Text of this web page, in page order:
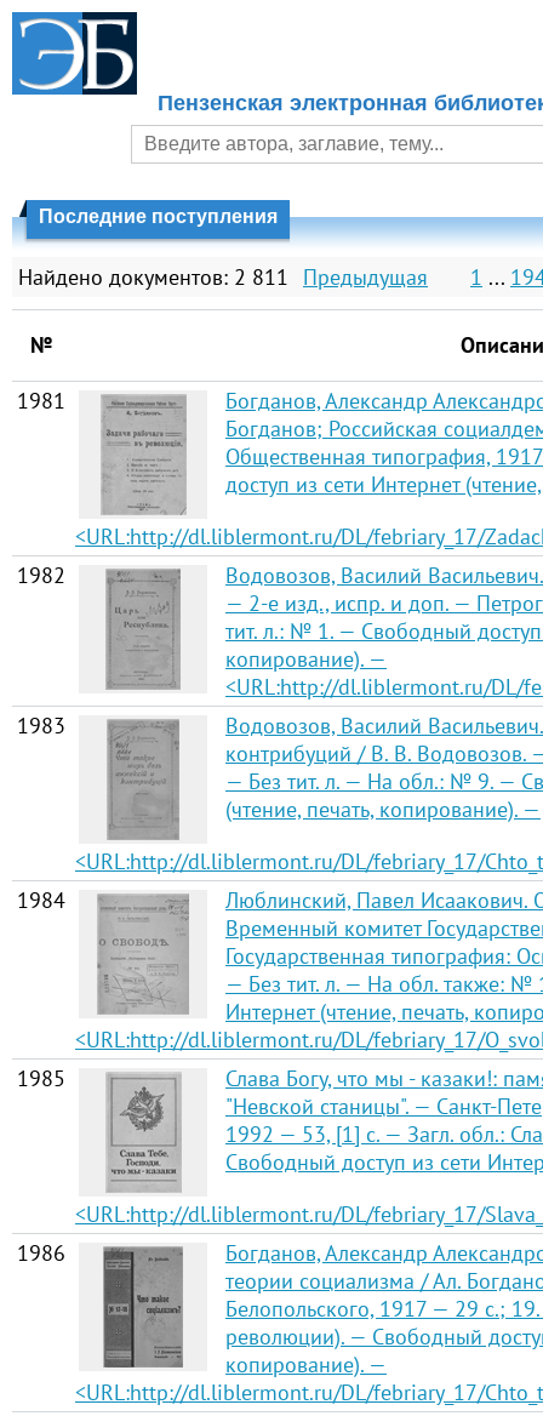
Пензенская электронная
Последние поступления
Найдено документов: 2 811 Предыдущая 1 ...
№
1981
Богданов, Александр
Богданов; Российская
Общественная типография,
доступ из сети Интернет
<URL:http://dl.liblermont.ru/DL/febriary_17/
1982
Водовозов, Василий
— 2-е изд., испр. и доп. —
тит. л.: № 1. — Свободный доступ
копирование). —
<URL:http://dl.liblermont.ru/DL/
1983
Водовозов, Василий
контрибуций / В. В. Водовозов.
— Без тит. л. — На обл.: № 9. —
(чтение, печать, копирование). —
<URL:http://dl.liblermont.ru/DL/febriary_17/
1984
Люблинский, Павел
Временный комитет
Государственная типография:
— Без тит. л. — На обл. также: №
Интернет (чтение, печать,
<URL:http://dl.liblermont.ru/DL/febriary_17/
1985
Слава Богу, что мы - казаки!:
"Невской станицы". — Санкт-
1992 — 53, [1] с. — Загл. обл.:
Свободный доступ из сети
<URL:http://dl.liblermont.ru/DL/febriary_17/
1986
Богданов, Александр
теории социализма / Ал.
Белопольского, 1917 — 29 с.;
революции). — Свободный
копирование). —
<URL:http://dl.liblermont.ru/DL/febriary_17/